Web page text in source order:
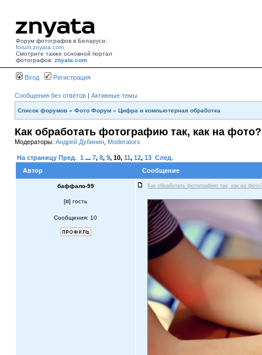
Форум фотографов в Беларуси:
forum.znyata.com
Смотрите также основной портал
фотографов: znyata.com
Вход Регистрация
Сообщения без ответов | Активные темы
Список форумов » Фото Форум » Цифра и компьютерная обработка
Как обработать фотографию так, как на фото?
Модераторы: Андрей Дубинин Moderators
На страницу Пред. 1 ... 7, 8, 9, 10, 11, 12, 13 След.
Автор
Сообщение
баффало-99 Как обработать фотографию так, как на
[ ] гость
Сообщения: 10